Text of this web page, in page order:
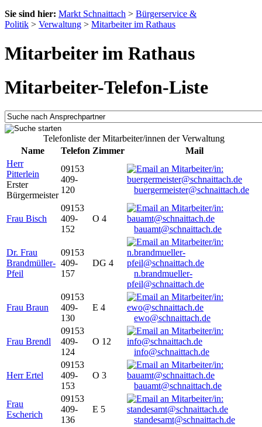
Sie sind hier: Markt Schnaittach > Bürgerservice &
Politik > Verwaltung > Mitarbeiter im Rathaus
Mitarbeiter im Rathaus
Mitarbeiter-Telefon-Liste
Telefonliste der Mitarbeiter/innen der Verwaltung
Name
Telefon Zimmer
Mail
Herr
Pitterlein
Erster
Bürgermeister
09153
409-
120
buergermeister@schnaittach.de
Frau Bisch
09153
409-
152
O 4
bauamt@schnaittach.de
Dr. Frau
Brandmüller-
Pfeil
09153
409-
157
DG 4
n.brandmueller-
pfeil@schnaittach.de
Frau Braun
09153
409-
130
E 4
ewo@schnaittach.de
Frau Brendl
09153
409-
124
O 12
info@schnaittach.de
Herr Ertel
09153
409-
153
O 3
bauamt@schnaittach.de
Frau
Escherich
09153
409-
136
E 5
standesamt@schnaittach.de